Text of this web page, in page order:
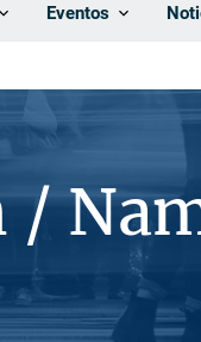
Eventos
/